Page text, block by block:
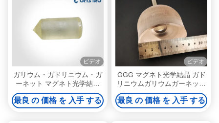
ビデオ
ガリウム・ガドリニウム・ガ
ーネット マグネト光学結晶
Gd3Ga5O12 または GGG シ
ングル結晶
最良 の 価格 を 入手 する
ビデオ
GGG マグネト光学結晶 ガド
リニウムガリウムガーネット
単結結晶と基板
最良 の 価格 を 入手 する